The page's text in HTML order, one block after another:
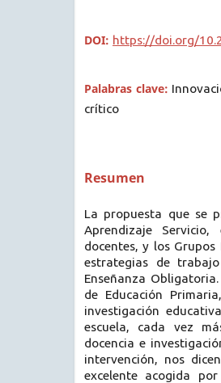
DOI: https://doi.org/
Palabras clave:
crítico
Resumen
La propuesta que se
Aprendizaje
docentes, y los
estrategias de
Enseñanza
de Educación
investigación
escuela, cada vez
docencia e
intervención, nos
excelente acogida